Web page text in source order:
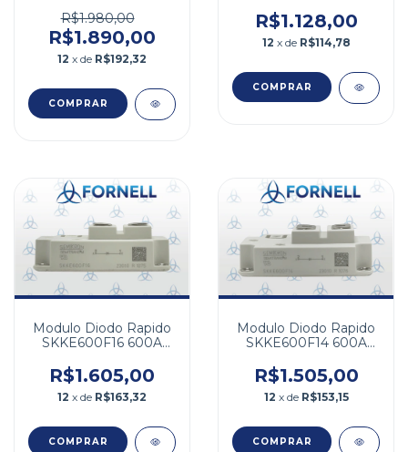
R$1.980,00
R$1.890,00
12 x de R$192,32
R$1.128,00
12 x de R$114,78
Modulo Diodo Rapido
SKKE600F16 600A
R$1.605,00
12 x de R$163,32
Modulo Diodo Rapido
SKKE600F14 600A
R$1.505,00
12 x de R$153,15